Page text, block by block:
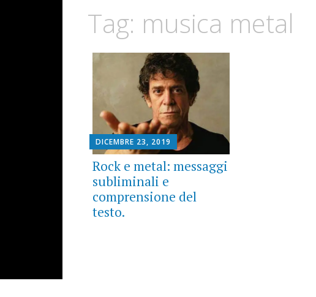
Tag: musica metal
DICEMBRE 23, 2019
Rock e metal: messaggi
subliminali e
comprensione del
testo.